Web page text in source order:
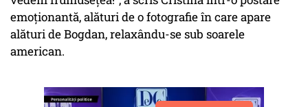
emoționantă, alături de o fotografie în care apare
alături de Bogdan, relaxându-se sub soarele
american.